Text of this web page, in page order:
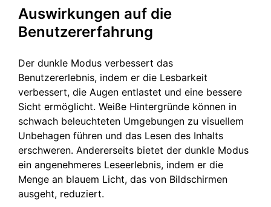
Auswirkungen auf die
Benutzererfahrung
Der dunkle Modus verbessert das
Benutzererlebnis, indem er die Lesbarkeit
verbessert, die Augen entlastet und eine bessere
Sicht ermöglicht. Weiße Hintergründe können in
schwach beleuchteten Umgebungen zu visuellem
Unbehagen führen und das Lesen des Inhalts
erschweren. Andererseits bietet der dunkle Modus
ein angenehmeres Leseerlebnis, indem er die
Menge an blauem Licht, das von Bildschirmen
ausgeht, reduziert.